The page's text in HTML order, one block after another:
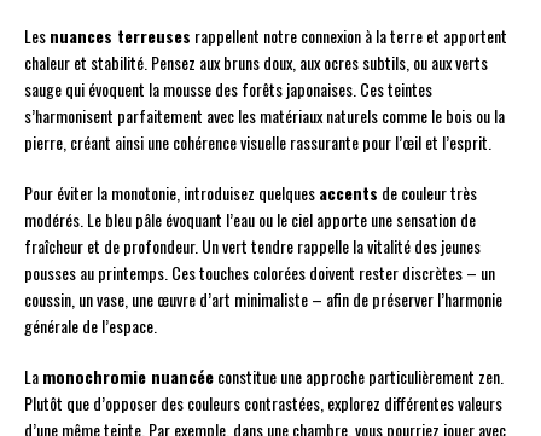
Lesnuances terreuses rappellent notre connexion à la terre et apportent
chaleur et stabilité. Pensez aux bruns doux, aux ocres subtils, ou aux verts
sauge qui évoquent la mousse des forêts japonaises. Ces teintes
s’harmonisent parfaitement avec les matériaux naturels comme le bois ou la
pierre, créant ainsi une cohérence visuelle rassurante pour l’œil et l’esprit.
Pour éviter la monotonie, introduisez quelquesaccents de couleur très
modérés. Le bleu pâle évoquant l’eau ou le ciel apporte une sensation de
fraîcheur et de profondeur. Un vert tendre rappelle la vitalité des jeunes
pousses au printemps. Ces touches colorées doivent rester discrètes – un
coussin, un vase, une œuvre d’art minimaliste – afin de préserver l’harmonie
générale de l’espace.
Lamonochromie nuancéeconstitue une approche particulièrement zen.
Plutôt que d’opposer des couleurs contrastées, explorez différentes valeurs
d’une même teinte. Par exemple, dans une chambre, vous pourriez jouer avec